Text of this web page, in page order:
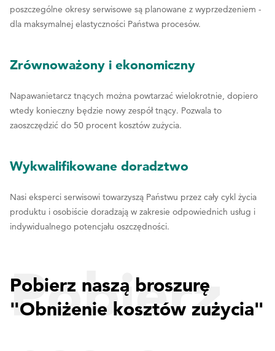
poszczególne okresy serwisowe są planowane z wyprzedzeniem -
dla maksymalnej elastyczności Państwa procesów.
Zrównoważony i ekonomiczny
Napawanietarcz tnących można powtarzać wielokrotnie, dopiero
wtedy konieczny będzie nowy zespół tnący. Pozwala to
zaoszczędzić do 50 procent kosztów zużycia.
Wykwalifikowane doradztwo
Nasi eksperci serwisowi towarzyszą Państwu przez cały cykl życia
produktu i osobiście doradzają w zakresie odpowiednich usług i
indywidualnego potencjału oszczędności.
Pobierz
Pobierz naszą broszurę
"Obniżenie kosztów zużycia"